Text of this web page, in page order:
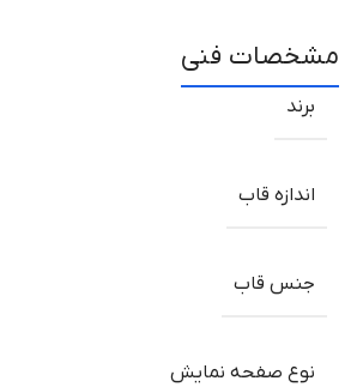
مشخصات فنی
برند
اندازه قاب
جنس قاب
نوع صفحه نمایش